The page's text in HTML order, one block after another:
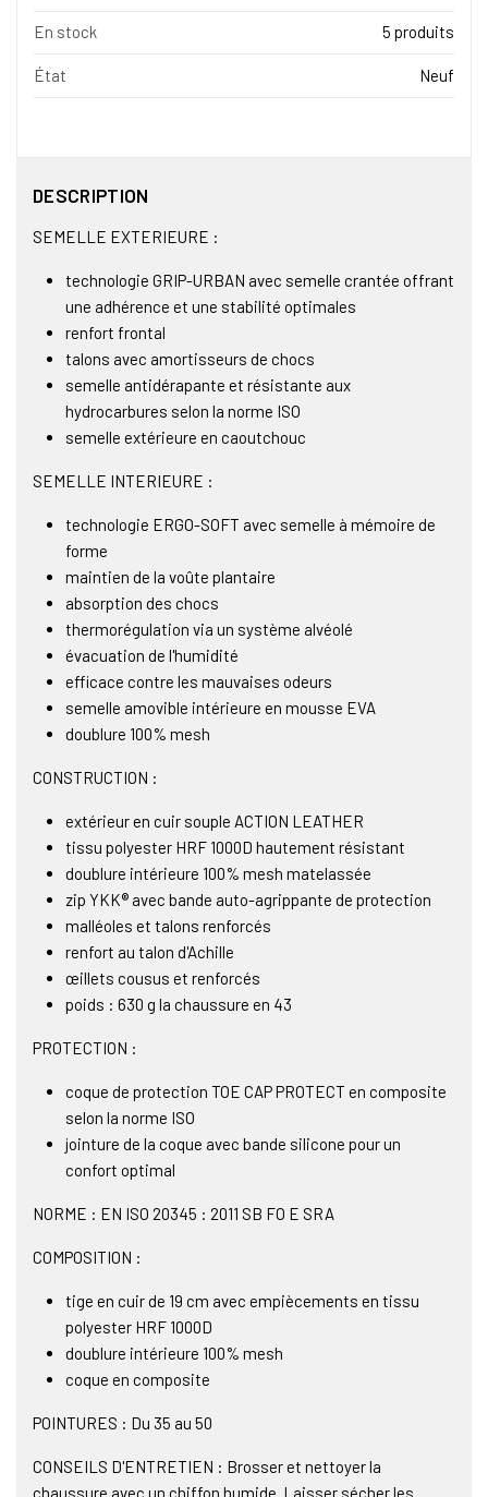
En stock 5 produits
État Neuf
DESCRIPTION
SEMELLE EXTERIEURE :
technologie GRIP-URBAN avec semelle crantée offrant
une adhérence et une stabilité optimales
renfort frontal
talons avec amortisseurs de chocs
semelle antidérapante et résistante aux
hydrocarbures selon la norme ISO
semelle extérieure en caoutchouc
SEMELLE INTERIEURE :
technologie ERGO-SOFT avec semelle à mémoire de
forme
maintien de la voûte plantaire
absorption des chocs
thermorégulation via un système alvéolé
évacuation de l'humidité
efficace contre les mauvaises odeurs
semelle amovible intérieure en mousse EVA
doublure 100% mesh
CONSTRUCTION :
extérieur en cuir souple ACTION LEATHER
tissu polyester HRF 1000D hautement résistant
doublure intérieure 100% mesh matelassée
zip YKK® avec bande auto-agrippante de protection
malléoles et talons renforcés
renfort au talon d'Achille
œillets cousus et renforcés
poids : 630 g la chaussure en 43
PROTECTION :
coque de protection TOE CAP PROTECT en composite
selon la norme ISO
jointure de la coque avec bande silicone pour un
confort optimal
NORME : EN ISO 20345 : 2011 SB FO E SRA
COMPOSITION :
tige en cuir de 19 cm avec empiècements en tissu
polyester HRF 1000D
doublure intérieure 100% mesh
coque en composite
POINTURES : Du 35 au 50
CONSEILS D'ENTRETIEN : Brosser et nettoyer la
chaussure avec un chiffon humide. Laisser sécher les